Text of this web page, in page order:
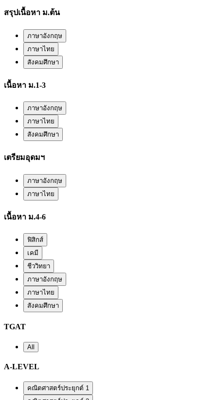
สรุปเนื้อหา ม.ต้น
ภาษาอังกฤษ
ภาษาไทย
สังคมศึกษา
เนื้อหา ม.1-3
ภาษาอังกฤษ
ภาษาไทย
สังคมศึกษา
เตรียมอุดมฯ
ภาษาอังกฤษ
ภาษาไทย
เนื้อหา ม.4-6
ฟิสิกส์
เคมี
ชีววิทยา
ภาษาอังกฤษ
ภาษาไทย
สังคมศึกษา
TGAT
All
A-LEVEL
คณิตศาสตร์ประยุกต์ 1